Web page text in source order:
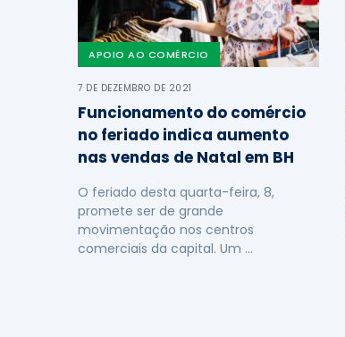
APOIO AO COMÉRCIO
7 DE DEZEMBRO DE 2021
Funcionamento do comércio
no feriado indica aumento
nas vendas de Natal em BH
O feriado desta quarta-feira, 8,
promete ser de grande
movimentação nos centros
comerciais da capital. Um …